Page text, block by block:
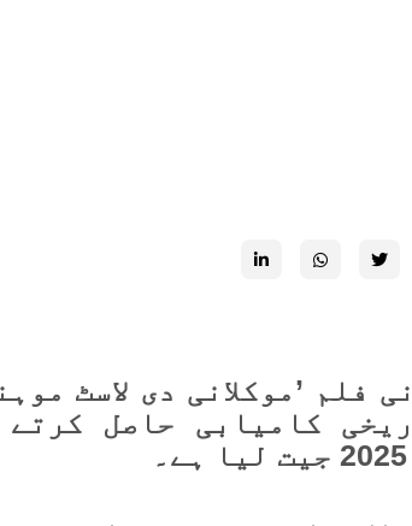
فلم ’موکلانی دی لاسٹ
کامیابی حاصل